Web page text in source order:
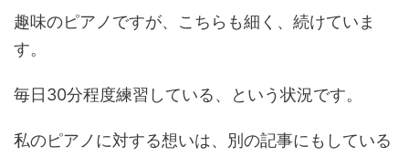
趣味のピアノですが、こちらも細く、続けていま
す。
毎日30分程度練習している、という状況です。
私のピアノに対する想いは、別の記事にもしている